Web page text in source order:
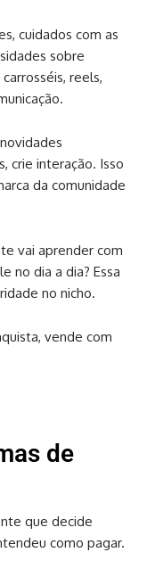
cuidados com as
sobre
reels,
crie interação. Isso
da comunidade
vai aprender com
no dia a dia? Essa
no nicho.
vende com
de
que decide
como pagar.